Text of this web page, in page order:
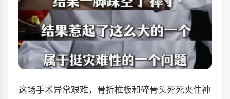
这场手术异常艰难，骨折椎板和碎骨头死死夹住神